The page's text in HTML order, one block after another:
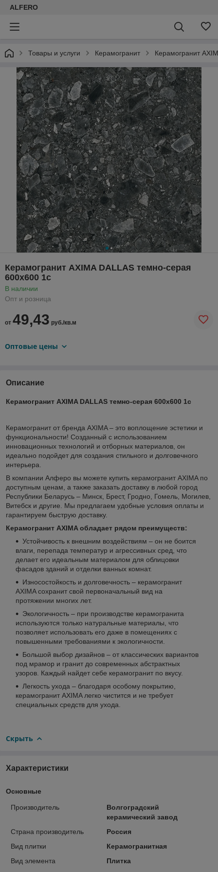
ALFERO
Товары и услуги Керамогранит Керамогранит
Керамогранит AXIMA DALLAS темно-серая
600х600 1с
В наличии
Опт и розница
от 49,43 руб./кв.м
Оптовые цены
Описание
Керамогранит AXIMA DALLAS темно-серая 600х600 1с
Керамогранит от бренда AXIMA – это воплощение эстетики и
функциональности! Созданный с использованием
инновационных технологий и отборных материалов, он
идеально подойдет для создания стильного и долговечного
интерьера.
В компании Алферо вы можете купить керамогранит AXIMA по
доступным ценам, а также заказать доставку в любой город
Республики Беларусь – Минск, Брест, Гродно, Гомель, Могилев,
Витебск и другие. Мы предлагаем удобные условия оплаты и
гарантируем быструю доставку.
Керамогранит AXIMA обладает рядом преимуществ:
Устойчивость к внешним воздействиям – он не боится
влаги, перепада температур и агрессивных сред, что
делает его идеальным материалом для облицовки
фасадов зданий и отделки ванных комнат.
Износостойкость и долговечность – керамогранит
AXIMA сохранит свой первоначальный вид на
протяжении многих лет.
Экологичность – при производстве керамогранита
используются только натуральные материалы, что
позволяет использовать его даже в помещениях с
повышенными требованиями к экологичности.
Большой выбор дизайнов – от классических вариантов
под мрамор и гранит до современных абстрактных
узоров. Каждый найдет себе керамогранит по вкусу.
Легкость ухода – благодаря особому покрытию,
керамогранит AXIMA легко чистится и не требует
специальных средств для ухода.
Скрыть
Характеристики
Основные
Производитель
Волгоградский
керамический завод
Страна производитель
Россия
Вид плитки
Керамогранитная
Вид элемента
Плитка